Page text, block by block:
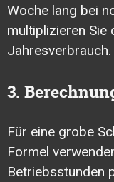
Woche lang bei
multiplizieren Sie
Jahresverbrauch.
3.
Für eine grobe
Formel
Betriebsstunden